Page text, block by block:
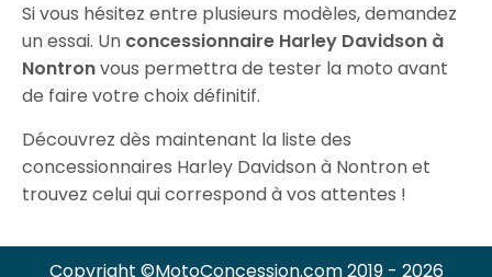
Si vous hésitez entre plusieurs modèles, demandez
un essai. Un concessionnaire Harley Davidson à
Nontronvous permettra de tester la moto avant
de faire votre choix définitif.
Découvrez dès maintenant la liste des
concessionnaires Harley Davidson à Nontron et
trouvez celui qui correspond à vos attentes !
Copyright ©MotoConcession.com 2019 - 2026